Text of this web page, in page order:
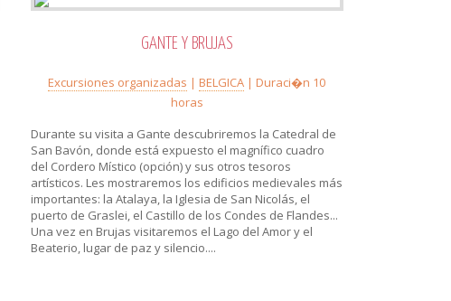
GANTE Y BRUJAS
Excursiones organizadas |BELGICA | Duraci�n 10
horas
Durante su visita a Gante descubriremos la Catedral de
San Bavón, donde está expuesto el magnífico cuadro
del Cordero Místico (opción) y sus otros tesoros
artísticos. Les mostraremos los edificios medievales más
importantes: la Atalaya, la Iglesia de San Nicolás, el
puerto de Graslei, el Castillo de los Condes de Flandes...
Una vez en Brujas visitaremos el Lago del Amor y el
Beaterio, lugar de paz y silencio....